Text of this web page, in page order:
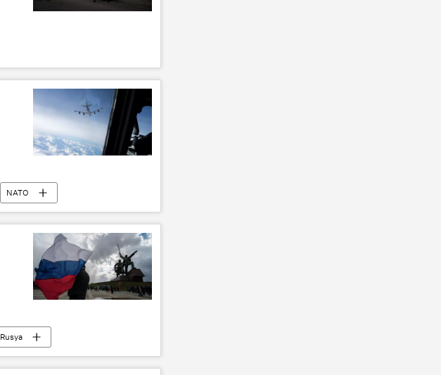
NATO
Rusya